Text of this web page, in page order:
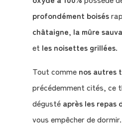
profondément boisés
châtaigne, la mûre
et les noisettes grillées.
Tout comme nos autres
précédemment cités, ce
dégustéaprès les repas
vous empêcher de dormir.